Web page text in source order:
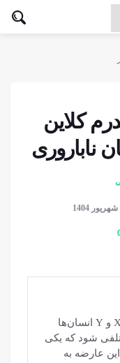
کلاین
ناباروری
عدم توازن در تعداد کروموزوم‌های X و Y انسان‌ها
شود که یکی
این عارضه به